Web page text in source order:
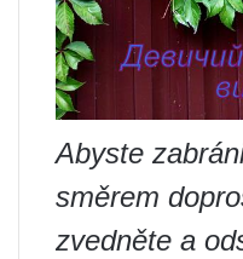
Abyste
směrem
zvedněte a